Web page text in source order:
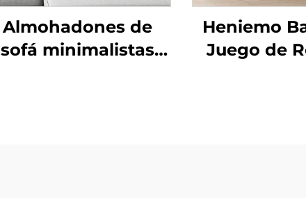
Almohadones de
sofá minimalistas
Heniemo
Juego de